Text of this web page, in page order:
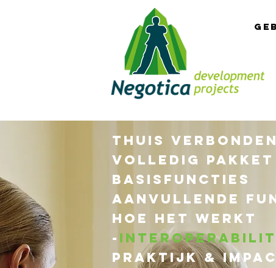
Thuis Verbonden
Volledig Pakket
Basisfuncties
Aanvullende
Hoe het werkt
-
Praktijk &